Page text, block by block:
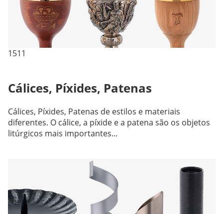
1511
Cálices, Píxides, Patenas
Cálices, Píxides, Patenas de estilos e materiais
diferentes. O cálice, a píxide e a patena são os objetos
litúrgicos mais importantes...